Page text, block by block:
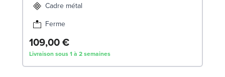
Cadre métal
Ferme
109,00 €
Livraison sous 1 à 2 semaines